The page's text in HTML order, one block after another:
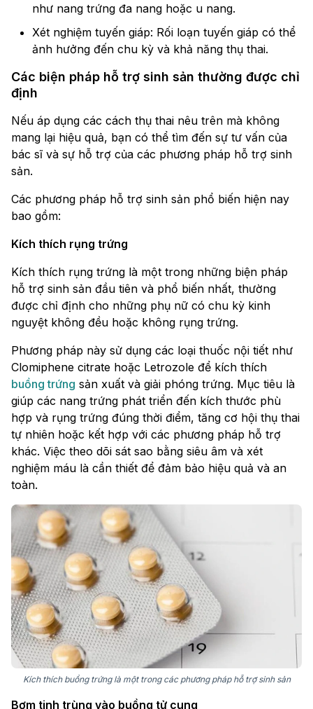
như nang trứng đa nang hoặc u nang.
Xét nghiệm tuyến giáp: Rối loạn tuyến giáp có thể
ảnh hưởng đến chu kỳ và khả năng thụ thai.
Các biện pháp hỗ trợ sinh sản thường được chỉ
định
Nếu áp dụng các cách thụ thai nêu trên mà không
mang lại hiệu quả, bạn có thể tìm đến sự tư vấn của
bác sĩ và sự hỗ trợ của các phương pháp hỗ trợ sinh
sản.
Các phương pháp hỗ trợ sinh sản phổ biến hiện nay
bao gồm:
Kích thích rụng trứng
Kích thích rụng trứng là một trong những biện pháp
hỗ trợ sinh sản đầu tiên và phổ biến nhất, thường
được chỉ định cho những phụ nữ có chu kỳ kinh
nguyệt không đều hoặc không rụng trứng.
Phương pháp này sử dụng các loại thuốc nội tiết như
Clomiphene citrate hoặc Letrozole để kích thích
buồng trứng sản xuất và giải phóng trứng. Mục tiêu là
giúp các nang trứng phát triển đến kích thước phù
hợp và rụng trứng đúng thời điểm, tăng cơ hội thụ thai
tự nhiên hoặc kết hợp với các phương pháp hỗ trợ
khác. Việc theo dõi sát sao bằng siêu âm và xét
nghiệm máu là cần thiết để đảm bảo hiệu quả và an
toàn.
Kích thích buồng trứng là một trong các phương pháp hỗ trợ sinh sản
Bơm tinh trùng vào buồng tử cung